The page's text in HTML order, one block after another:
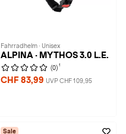
Fahrradhelm · Unisex
ALPINA · MYTHOS 3.0 L.E.
(0) 1
CHF 83,99 UVP CHF 109,95
Sale